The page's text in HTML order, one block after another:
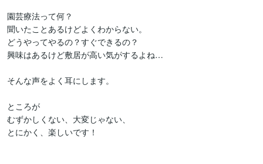
園芸療法って何？
聞いたことあるけどよくわからない。
どうやってやるの？すぐできるの？
興味はあるけど敷居が高い気がするよね…
そんな声をよく耳にします。
ところが
むずかしくない、大変じゃない、
とにかく、楽しいです！